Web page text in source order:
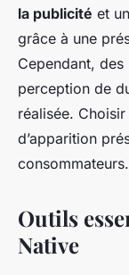
la publicité et
grâce à une
Cependant,
perception de
réalisée.
d’apparition
consommateurs.
Outils
Native